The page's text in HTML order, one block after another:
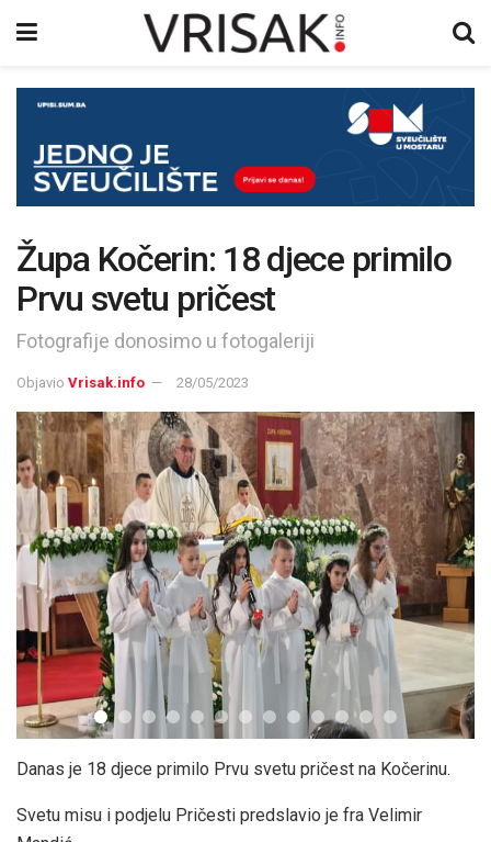
Župa Kočerin: 18 djece primilo
Prvu svetu pričest
Fotografije donosimo u fotogaleriji
Objavio Vrisak.info 28/05/2023
Danas je 18 djece primilo Prvu svetu pričest na Kočerinu.
Svetu misu i podjelu Pričesti predslavio je fra Velimir